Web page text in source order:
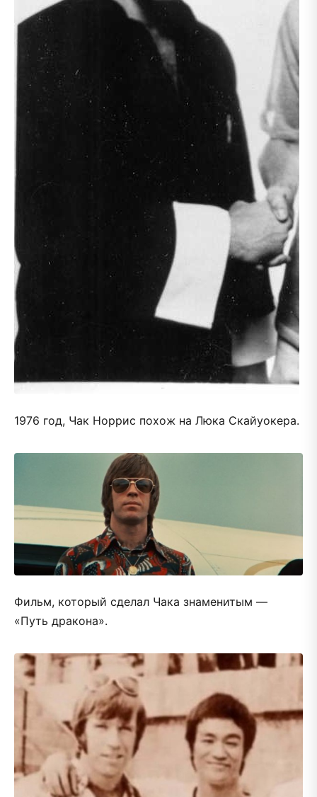
1976 год, Чак Норрис похож на Люка Скайуокера.
Фильм, который сделал Чака знаменитым —
«Путь дракона».